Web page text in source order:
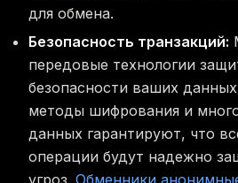
для обмена.
Безопасность транзакций:
передовые технологии
безопасности ваших
методы шифрования и
данных гарантируют, что
операции будут надежно